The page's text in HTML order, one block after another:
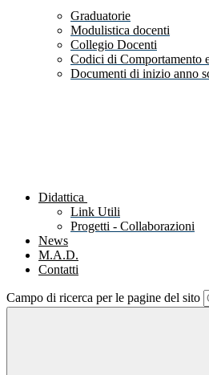
Graduatorie
Modulistica docenti
Collegio Docenti
Codici di Comportamento
Documenti di inizio anno
Didattica
Link Utili
Progetti - Collaborazioni
News
M.A.D.
Contatti
Campo di ricerca per le pagine del sito